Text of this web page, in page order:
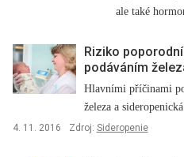
ale také
mládeže.
poměrně častá
rukou.
Riziko
podáváním
Hlavními příčinami
železa a
4. 11. 2016 Zdroj: Sideropenie